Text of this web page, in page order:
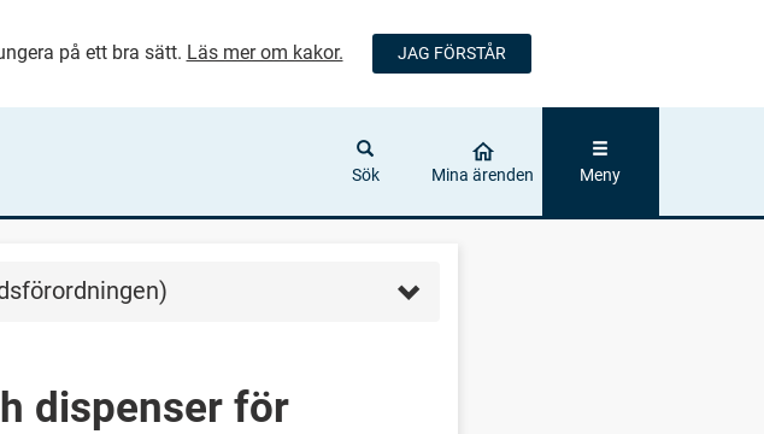
på ett bra sätt. Läs mer om kakor. JAG FÖRSTÅR
Sök Mina ärenden Meny
dispenser för